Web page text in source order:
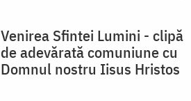
Venirea Sfintei Lumini - clipă
de adevărată comuniune cu
Domnul nostru Iisus Hristos